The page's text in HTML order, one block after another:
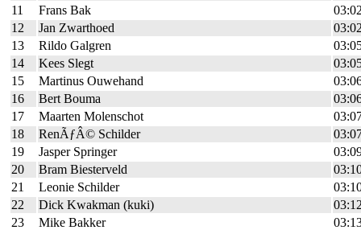
11
Frans Bak
12
Jan Zwarthoed
13
Rildo Galgren
14
Kees Slegt
15
Martinus Ouwehand
16
Bert Bouma
17
Maarten Molenschot
18
RenÃƒÂ© Schilder
19
Jasper Springer
20
Bram Biesterveld
21
Leonie Schilder
22
Dick Kwakman (kuki)
23
Mike Bakker